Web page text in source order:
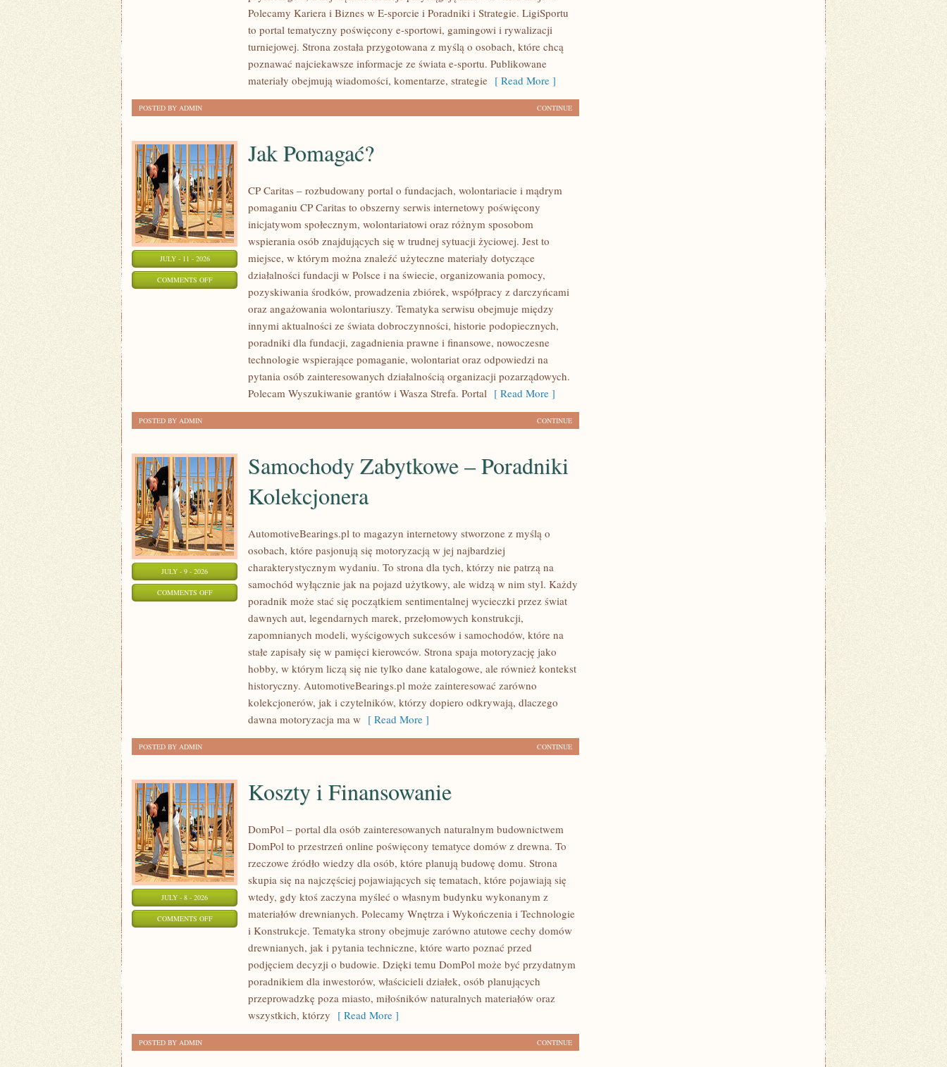
Polecamy Kariera i Biznes w E-sporcie i Poradniki i Strategie. LigiSportu
to portal tematyczny poświęcony e-sportowi, gamingowi i rywalizacji
turniejowej. Strona została przygotowana z myślą o osobach, które chcą
poznawać najciekawsze informacje ze świata e-sportu. Publikowane
materiały obejmują wiadomości, komentarze, strategie [ Read More ]
CONTINUE
POSTED BY ADMIN
JULY - 11 - 2026
COMMENTS OFFON
POMAGAĆ?
Jak Pomagać?
CP Caritas – rozbudowany portal o fundacjach, wolontariacie i mądrym
pomaganiu CP Caritas to obszerny serwis internetowy poświęcony
inicjatywom społecznym, wolontariatowi oraz różnym sposobom
wspierania osób znajdujących się w trudnej sytuacji życiowej. Jest to
miejsce, w którym można znaleźć użyteczne materiały dotyczące
działalności fundacji w Polsce i na świecie, organizowania pomocy,
pozyskiwania środków, prowadzenia zbiórek, współpracy z darczyńcami
oraz angażowania wolontariuszy. Tematyka serwisu obejmuje między
innymi aktualności ze świata dobroczynności, historie podopiecznych,
poradniki dla fundacji, zagadnienia prawne i finansowe, nowoczesne
technologie wspierające pomaganie, wolontariat oraz odpowiedzi na
pytania osób zainteresowanych działalnością organizacji pozarządowych.
Polecam Wyszukiwanie grantów i Wasza Strefa. Portal [ Read More ]
CONTINUE
POSTED BY ADMIN
JULY - 9 - 2026
COMMENTS OFFON
SAMOCHODY
Samochody Zabytkowe – Poradniki
Kolekcjonera
AutomotiveBearings.pl to magazyn internetowy stworzone z myślą o
osobach, które pasjonują się motoryzacją w jej najbardziej
charakterystycznym wydaniu. To strona dla tych, którzy nie patrzą na
samochód wyłącznie jak na pojazd użytkowy, ale widzą w nim styl. Każdy
poradnik może stać się początkiem sentimentalnej wycieczki przez świat
dawnych aut, legendarnych marek, przełomowych konstrukcji,
zapomnianych modeli, wyścigowych sukcesów i samochodów, które na
stałe zapisały się w pamięci kierowców. Strona spaja motoryzację jako
hobby, w którym liczą się nie tylko dane katalogowe, ale również kontekst
historyczny. AutomotiveBearings.pl może zainteresować zarówno
kolekcjonerów, jak i czytelników, którzy dopiero odkrywają, dlaczego
dawna motoryzacja ma w [ Read More ]
CONTINUE
POSTED BY ADMIN
JULY - 8 - 2026
COMMENTS OFFON
FINANSOWANIE
Koszty i Finansowanie
DomPol – portal dla osób zainteresowanych naturalnym budownictwem
DomPol to przestrzeń online poświęcony tematyce domów z drewna. To
rzeczowe źródło wiedzy dla osób, które planują budowę domu. Strona
skupia się na najczęściej pojawiających się tematach, które pojawiają się
wtedy, gdy ktoś zaczyna myśleć o własnym budynku wykonanym z
materiałów drewnianych. Polecamy Wnętrza i Wykończenia i Technologie
i Konstrukcje. Tematyka strony obejmuje zarówno atutowe cechy domów
drewnianych, jak i pytania techniczne, które warto poznać przed
podjęciem decyzji o budowie. Dzięki temu DomPol może być przydatnym
poradnikiem dla inwestorów, właścicieli działek, osób planujących
przeprowadzkę poza miasto, miłośników naturalnych materiałów oraz
wszystkich, którzy [ Read More ]
CONTINUE
POSTED BY ADMIN